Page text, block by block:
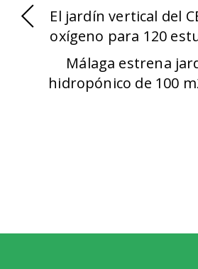
El jardín vertical del
oxígeno para 120
Málaga estrena
hidropónico de 100